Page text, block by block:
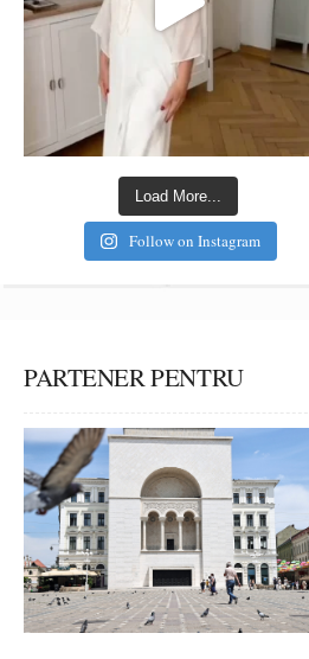
Load More...
Follow on Instagram
PARTENER PENTRU